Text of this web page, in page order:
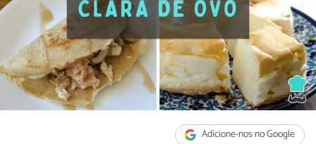
Adicione-nos no Google